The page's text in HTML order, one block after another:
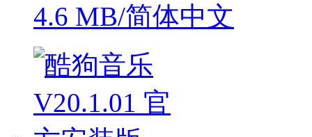
4.6 MB/简体中文